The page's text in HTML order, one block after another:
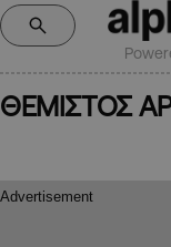
ΘΕΜΙΣΤΟΣ